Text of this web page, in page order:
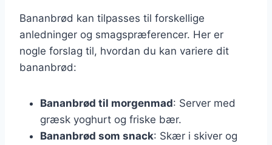
Bananbrød kan tilpasses til forskellige
anledninger og smagspræferencer. Her er
nogle forslag til, hvordan du kan variere dit
bananbrød:
Bananbrød til morgenmad: Server med
græsk yoghurt og friske bær.
Bananbrød som snack: Skær i skiver og